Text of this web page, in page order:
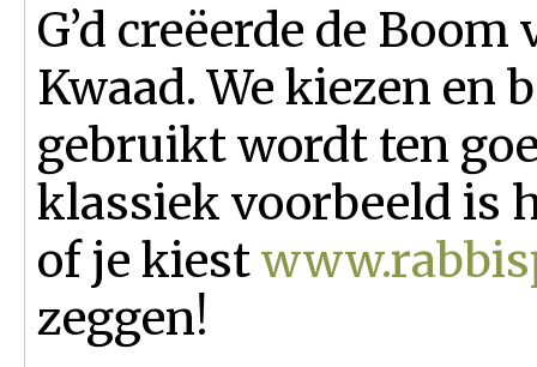
G’d creëerde de
Kwaad. We kiezen en
gebruikt wordt ten
klassiek voorbeeld is
of je kiest
zeggen!